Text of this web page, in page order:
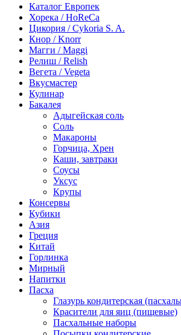
Каталог Европек
Хорека / HoReCa
Цикория / Cykoria S. A.
Кнор / Knorr
Магги / Maggi
Релиш / Relish
Вегета / Vegeta
Вкусмастер
Кулинар
Бакалея
Адыгейская соль
Соль
Макароны
Горчица, Хрен
Каши, завтраки
Соусы
Уксус
Крупы
Консервы
Кубики
Азия
Греция
Китай
Горлинка
Мирный
Напитки
Пасха
Глазурь кондитерская
Красители для яиц (пищевые)
Пасхальные наборы